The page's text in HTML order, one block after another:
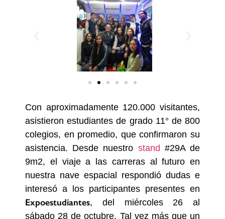
Con aproximadamente 120.000 visitantes,
asistieron estudiantes de grado 11° de 800
colegios, en promedio, que confirmaron su
asistencia. Desde nuestro stand #29A de
9m2, el viaje a las carreras al futuro en
nuestra nave espacial respondió dudas e
interesó a los participantes presentes en
Expoestudiantes, del miércoles 26 al
sábado 28 de octubre. Tal vez más que un